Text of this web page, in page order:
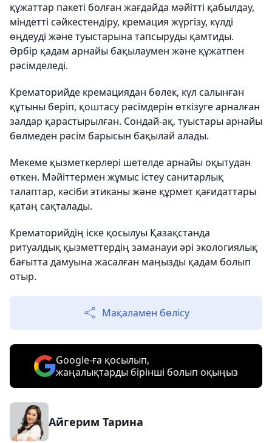
құжаттар пакеті болған жағдайда мәйітті қабылдау,
міндетті сәйкестендіру, кремация жүргізу, күлді
өңдеуді және туыстарына тапсыруды қамтиды.
Әрбір қадам арнайы бақылаумен және құжатпен
рәсімделеді.
Крематорийде кремациядан бөлек, күл салынған
құтыны беріп, қоштасу рәсімдерін өткізуге арналған
залдар қарастырылған. Сондай-ақ, туыстары арнайы
бөлмеден рәсім барысын бақылай алады.
Мекеме қызметкерлері шетелде арнайы оқытудан
өткен. Мәйіттермен жұмыс істеу санитарлық
талаптар, кәсіби этиканы және құрмет қағидаттары
қатаң сақталады.
Крематорийдің іске қосылуы Қазақстанда
ритуалдық қызметтердің заманауи әрі экологиялық
бағытта дамуына жасалған маңызды қадам болып
отыр.
Мақаламен бөлісу
Google-ға қосылып,
жаңалықтарды бірінші болып оқыңыз
Айгерим Тарина